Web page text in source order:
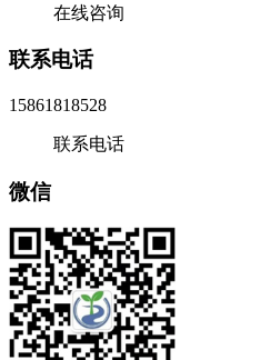
在线咨询
联系电话
15861818528
联系电话
微信